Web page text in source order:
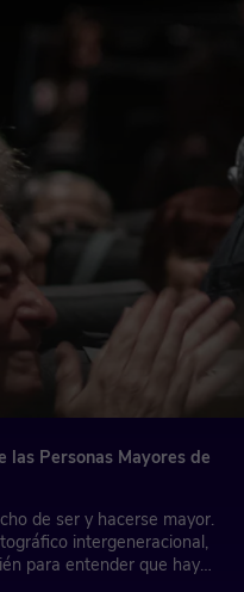
las Personas Mayores de
de ser y hacerse mayor.
intergeneracional,
para entender que hay